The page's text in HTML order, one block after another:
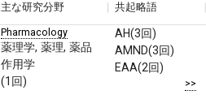
主な研究分野 共起略語
Pharmacology
薬理学, 薬理, 薬品
作用学
(1回)
AH(3回)
AMND(3回)
EAA(2回)
>>